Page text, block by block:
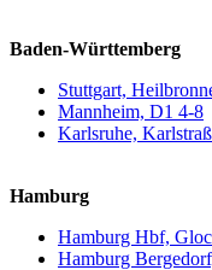
Baden-Württemberg
Stuttgart,
Mannheim, D1 4-8
Karlsruhe,
Hamburg
Hamburg Hbf,
Hamburg